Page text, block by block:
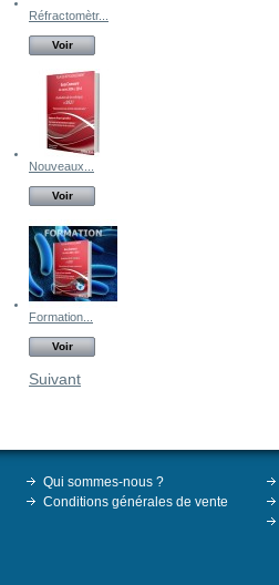
Réfractomètr...
Voir
Nouveaux...
Voir
Formation...
Voir
Suivant
Qui sommes-nous ?
Conditions générales de vente